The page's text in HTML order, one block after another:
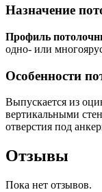
Назначение
Профиль
одно- или
Особенности
Выпускается из
вертикальными
отверстия под
Отзывы
Пока нет отзывов.